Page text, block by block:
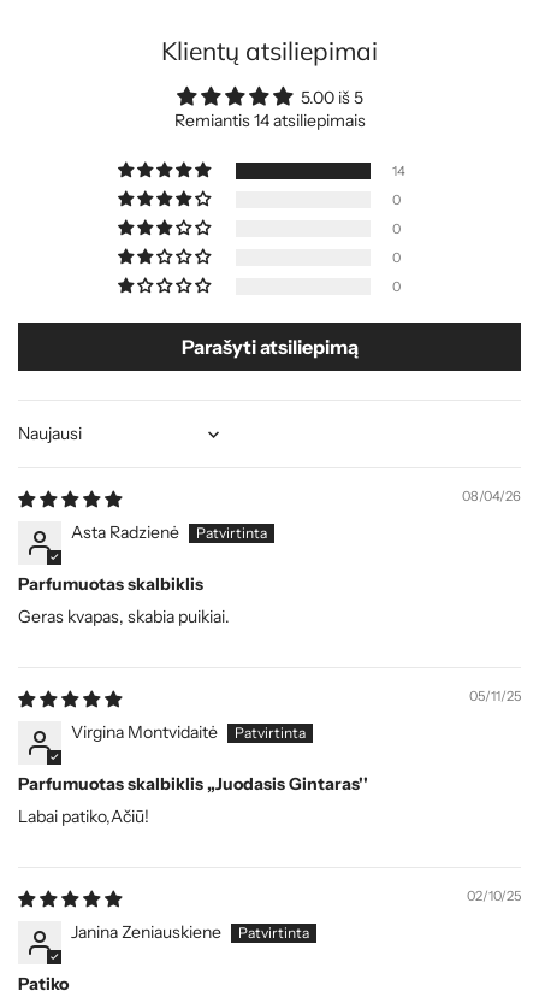
Klientų atsiliepimai
5.00 iš 5
Remiantis 14 atsiliepimais
14
0
0
0
0
Parašyti atsiliepimą
Sort by
08/04/26
Asta Radzienė
Parfumuotas skalbiklis
Geras kvapas, skabia puikiai.
05/11/25
Virgina Montvidaitė
Parfumuotas skalbiklis ,,Juodasis Gintaras''
Labai patiko,Ačiū!
02/10/25
Janina Zeniauskiene
Patiko